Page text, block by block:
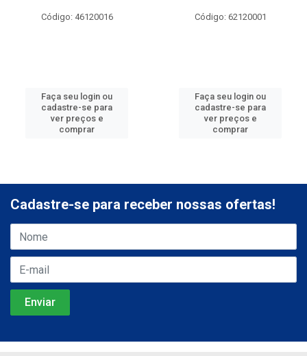
Código: 46120016
Faça seu login ou
cadastre-se para
ver preços e
comprar
Código: 62120001
Faça seu login ou
cadastre-se para
ver preços e
comprar
Cadastre-se para receber nossas ofertas!